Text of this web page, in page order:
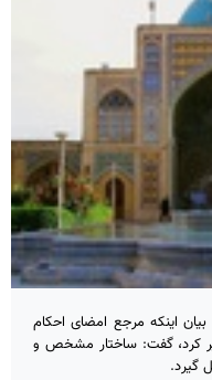
اینکه مرجع امضای احکام
کرد، گفت: ساختار مشخص و
گیرد.